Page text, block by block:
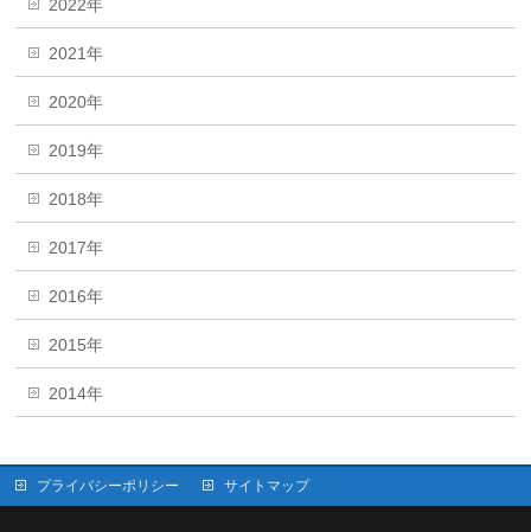
2022年
2021年
2020年
2019年
2018年
2017年
2016年
2015年
2014年
プライバシーポリシー サイトマップ